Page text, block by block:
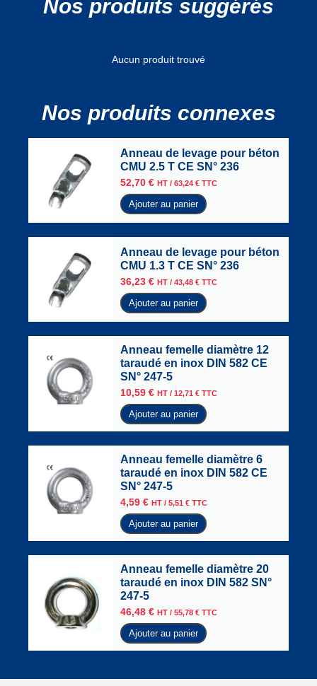
Nos produits suggérés
Aucun produit trouvé
Nos produits connexes
Anneau de levage pour béton
CMU 2.5 T CE SN° 236
52,70 € HT / 63,24 € TTC
Ajouter au panier
Anneau de levage pour béton
CMU 1.3 T CE SN° 236
36,23 € HT / 43,48 € TTC
Ajouter au panier
Anneau femelle diamètre 12
taraudé en inox DIN 582 CE
SN° 247-5
10,59 € HT / 12,71 € TTC
Ajouter au panier
Anneau femelle diamètre 6
taraudé en inox DIN 582 CE
SN° 247-5
4,59 € HT / 5,51 € TTC
Ajouter au panier
Anneau femelle diamètre 20
taraudé en inox DIN 582 SN°
247-5
46,48 € HT / 55,78 € TTC
Ajouter au panier